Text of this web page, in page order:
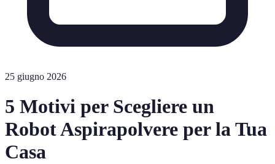
25 giugno 2026
5 Motivi per Scegliere un
Robot Aspirapolvere per la Tua
Casa